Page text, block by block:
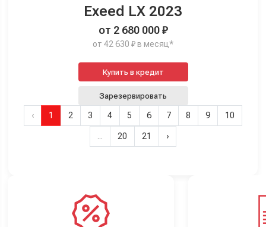
Exeed LX 2023
от 2 680 000 ₽
от 42 630 ₽ в месяц*
Купить в кредит
Зарезервировать
‹ 1 2 3 4 5 6 7 8 9 10
... 20 21 ›